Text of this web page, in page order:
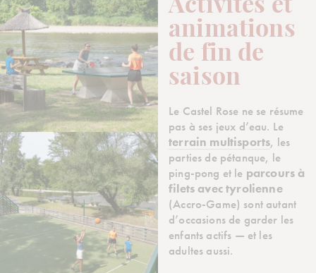
Activités et
animations
de fin de
saison
Le Castel Rose ne se résume
pas à ses jeux d’eau. Le
terrain multisports, les
parties de pétanque, le
ping-pong et le parcours à
filets avec tyrolienne
(Accro-Game) sont autant
d’occasions de garder les
enfants actifs — et les
adultes aussi.